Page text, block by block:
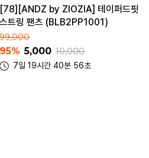
[지오지아] 세미와이드 카라 반팔 드레스
셔츠 (ABE5WD1201_A)
79,000
75% 20,000 25,000
7일 19시간 40분 56초